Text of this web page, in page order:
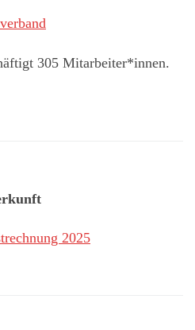
305 Mitarbeiter*innen.
2025